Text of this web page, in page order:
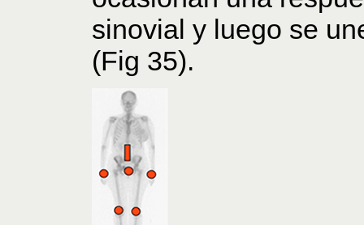
sinovial y luego se
(Fig 35).